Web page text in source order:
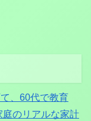
、60代で教育
のリアルな家計